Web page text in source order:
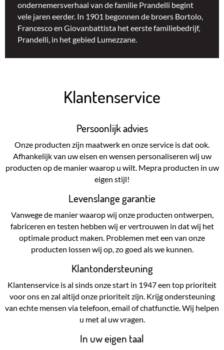
ondernemersverhaal van de familie Prandelli begint
vele jaren eerder. In 1901 begonnen de broers Bortolo,
Francesco en Giovanbattista het eerste familiebedrijf,
Prandelli, in het gebied Lumezzane.
Klantenservice
Persoonlijk advies
Onze producten zijn maatwerk en onze service is dat ook.
Afhankelijk van uw eisen en wensen personaliseren wij uw
producten op de manier waarop u wilt. Mepra producten in uw
eigen stijl!
Levenslange garantie
Vanwege de manier waarop wij onze producten ontwerpen,
fabriceren en testen hebben wij er vertrouwen in dat wij het
optimale product maken. Problemen met een van onze
producten lossen wij op, zo goed als we kunnen.
Klantondersteuning
Klantenservice is al sinds onze start in 1947 een top prioriteit
voor ons en zal altijd onze prioriteit zijn. Krijg ondersteuning
van echte mensen via telefoon, email of chatfunctie. Wij helpen
u met al uw vragen.
In uw eigen taal